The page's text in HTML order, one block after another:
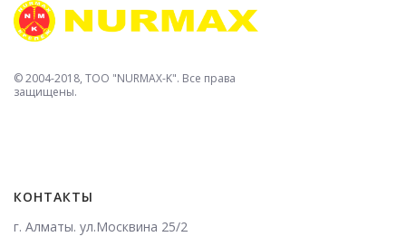
© 2004-2018, TOO "NURMAX-K". Все права
защищены.
КОНТАКТЫ
г. Алматы. ул.Москвина 25/2